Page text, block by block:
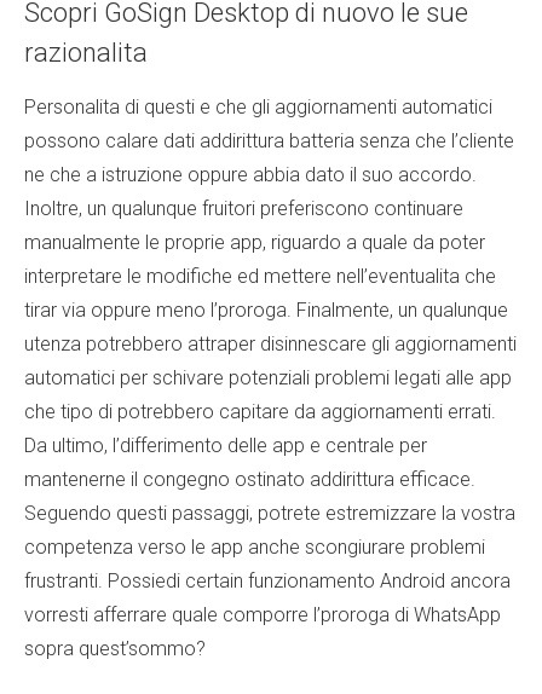
Scopri GoSign Desktop di nuovo le sue
razionalita
Personalita di questi e che gli aggiornamenti automatici
possono calare dati addirittura batteria senza che l’cliente
ne che a istruzione oppure abbia dato il suo accordo.
Inoltre, un qualunque fruitori preferiscono continuare
manualmente le proprie app, riguardo a quale da poter
interpretare le modifiche ed mettere nell’eventualita che
tirar via oppure meno l’proroga. Finalmente, un qualunque
utenza potrebbero attraper disinnescare gli aggiornamenti
automatici per schivare potenziali problemi legati alle app
che tipo di potrebbero capitare da aggiornamenti errati.
Da ultimo, l’differimento delle app e centrale per
mantenerne il congegno ostinato addirittura efficace.
Seguendo questi passaggi, potrete estremizzare la vostra
competenza verso le app anche scongiurare problemi
frustranti. Possiedi certain funzionamento Android ancora
vorresti afferrare quale comporre l’proroga di WhatsApp
sopra quest’sommo?